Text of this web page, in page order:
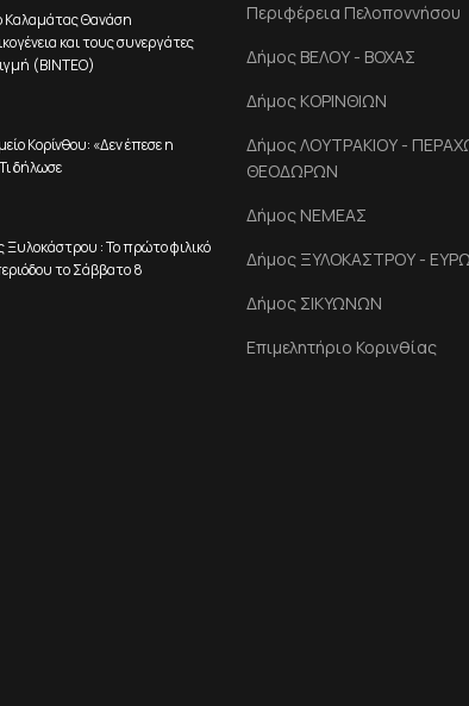
Θανάση
και τους συνεργάτες
(ΒΙΝΤΕΟ)
Κορίνθου: «Δεν έπεσε η
δήλωσε
: Το πρώτο φιλικό
το Σάββατο 8
Περιφέρεια Πελοποννήσου
Δήμος ΒΕΛΟΥ - ΒΟΧΑΣ
Δήμος ΚΟΡΙΝΘΙΩΝ
Δήμος ΛΟΥΤΡΑΚΙΟΥ -
ΘΕΟΔΩΡΩΝ
Δήμος ΝΕΜΕΑΣ
Δήμος ΞΥΛΟΚΑΣΤΡΟΥ -
Δήμος ΣΙΚΥΩΝΩΝ
Επιμελητήριο Κορινθίας